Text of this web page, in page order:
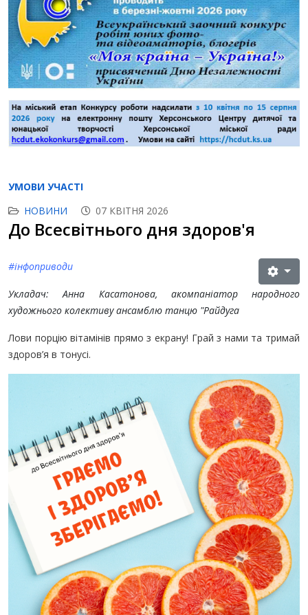
УМОВИ УЧАСТІ
НОВИНИ
07 КВІТНЯ 2026
До Всесвітнього дня здоров'я
#інфоприводи
Укладач: Анна Касатонова, акомпаніатор народного
художнього колективу ансамблю танцю "Райдуга
Лови порцію вітамінів прямо з екрану! Грай з нами та тримай
здоров’я в тонусі.